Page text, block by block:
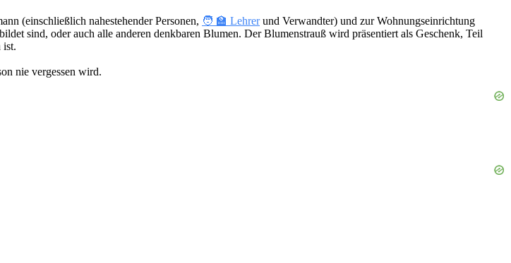
(einschließlich nahestehender Personen, 🧑 🏫 Lehrerund Verwandter) und zur Wohnungseinrichtung
sind, oder auch alle anderen denkbaren Blumen. Der Blumenstrauß wird präsentiert als Geschenk, Teil
ist.
nie vergessen wird.